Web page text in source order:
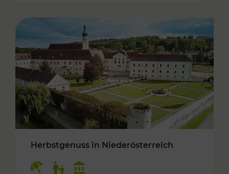
Herbstgenuss in Niederösterreich